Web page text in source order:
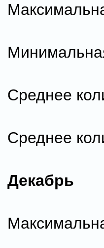
Среднее
Среднее
Декабрь